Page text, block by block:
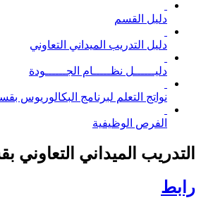
دليل القسم
دليل التدريب الميداني التعاوني
دليــــــل نظـــــام الجــــــودة
نواتج التعلم لبرنامج البكالوریوس
الفرص الوظيفية
التدريب الميداني التعاوني
رابط